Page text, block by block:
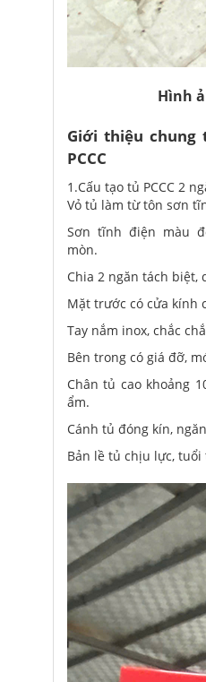
Hình
Giới thiệu chung
PCCC
1.Cấu tạo tủ PCCC 2
Vỏ tủ làm từ tôn sơn
Sơn tĩnh điện màu
mòn.
Chia 2 ngăn tách biệt,
Mặt trước có cửa kính
Tay nắm inox, chắc
Bên trong có giá đỡ,
Chân tủ cao khoảng
ẩm.
Cánh tủ đóng kín,
Bản lề tủ chịu lực, tuổi